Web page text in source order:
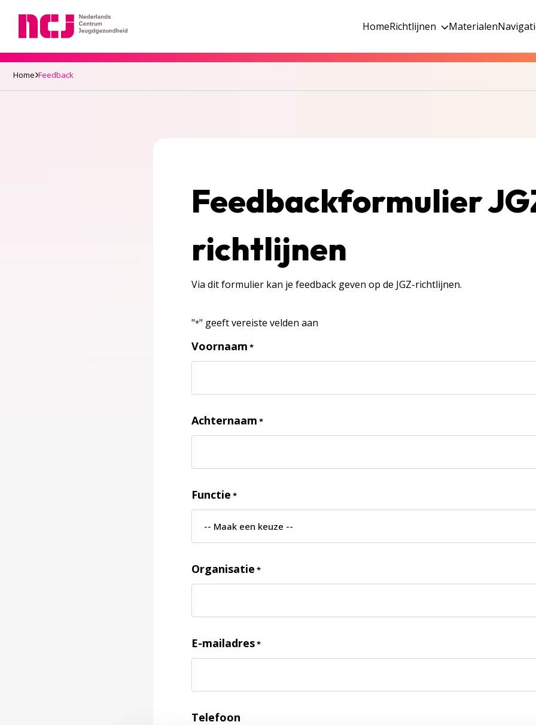
HomeRichtlijnen Materialen
Home Feedback
Feedbackformulier
richtlijnen
Via dit formulier kan je feedback geven op de JGZ-richtlijnen.
"*" geeft vereiste velden aan
Voornaam *
Achternaam *
Functie *
Organisatie *
E-mailadres*
Telefoon